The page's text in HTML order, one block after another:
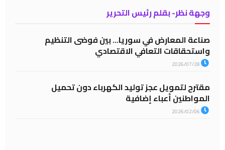
وجهة نظر- بقلم رئيس التحرير
صناعة المعارض في سوريا… بين فوضى التنظيم
واستحقاقات التعافي الاقتصادي
مقترح لتمويل عجز توليد الكهرباء دون تحميل
المواطنين أعباء إضافية